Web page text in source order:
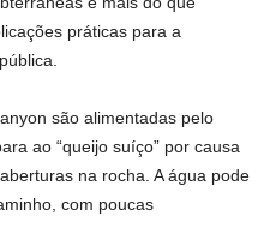
práticas para a
são alimentadas pelo
ao “queijo suíço” por causa
na rocha. A água pode
com poucas